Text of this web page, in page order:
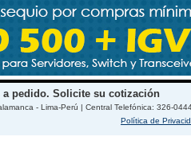
pedido. Solicite su cotización
- Lima-Perú | Central Telefónica: 326-
Política de